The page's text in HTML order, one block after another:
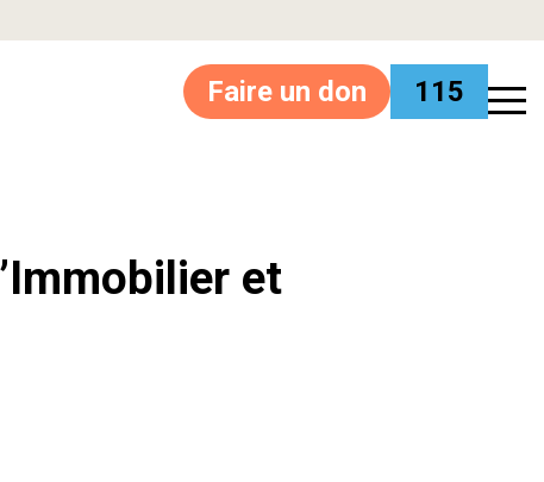
Faire un don 115
et